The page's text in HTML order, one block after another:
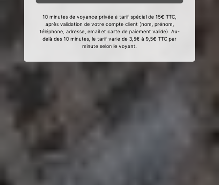
10 minutes de voyance privée à tarif spécial de 15€ TTC,
après validation de votre compte client (nom, prénom,
téléphone, adresse, email et carte de paiement valide). Au-
delà des 10 minutes, le tarif varie de 3,5€ à 9,5€ TTC par
minute selon le voyant.